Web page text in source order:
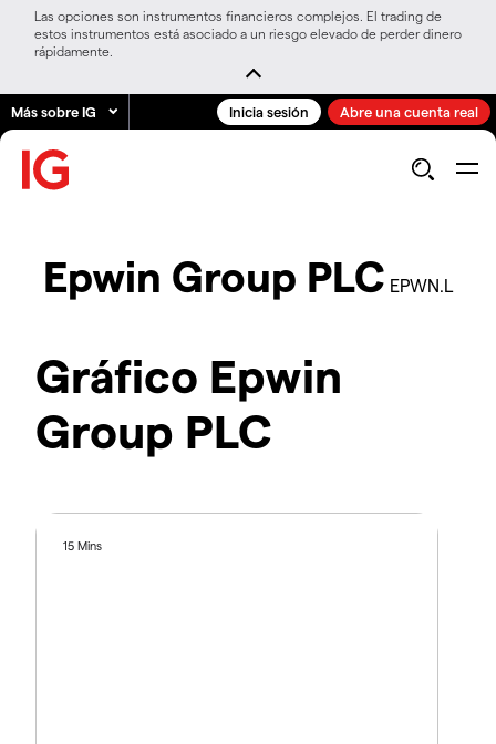
Las opciones son instrumentos financieros complejos. El trading de
estos instrumentos está asociado a un riesgo elevado de perder dinero
rápidamente.
Más sobre IG Inicia sesión Abre una cuenta real
Epwin Group PLC EPWN.L
Gráfico Epwin
Group PLC
15 Mins